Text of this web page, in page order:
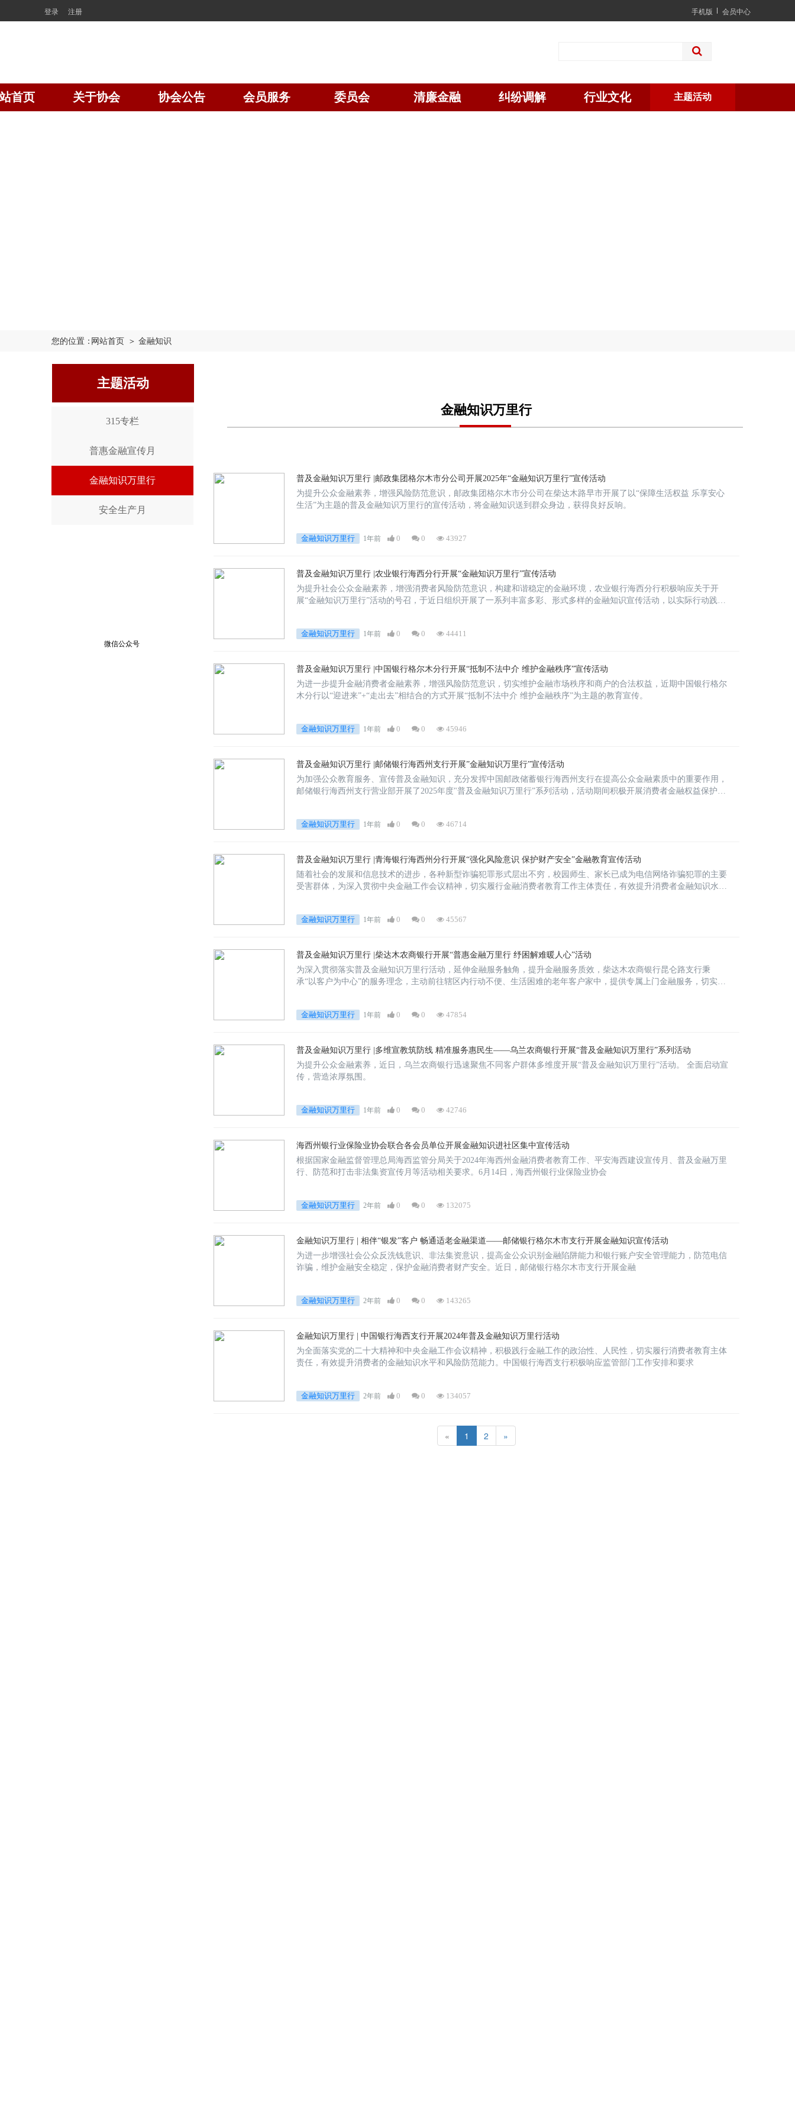
登录 注册 手机版 会员中心
首页 关于协会 协会公告 会员服务 委员会 清廉金融 纠纷调解 行业文化 主题活动
您的位置：网站首页 ＞ 金融知识
微信公众号
主题活动
315专栏
普惠金融宣传月
金融知识万里行
安全生产月
金融知识万里行
普及金融知识万里行 |邮政集团格尔木市分公司开展2025年“金融知识万里行”宣传活动
为提升公众金融素养，增强风险防范意识，邮政集团格尔木市分公司在柴达木路早市开展了以“保障生活权益 乐享安心
生活”为主题的普及金融知识万里行的宣传活动，将金融知识送到群众身边，获得良好反响。
金融知识万里行 1年前 0 0 43927
普及金融知识万里行 |农业银行海西分行开展“金融知识万里行”宣传活动
为提升社会公众金融素养，增强消费者风险防范意识，构建和谐稳定的金融环境，农业银行海西分行积极响应关于开
展“金融知识万里行”活动的号召，于近日组织开展了一系列丰富多彩、形式多样的金融知识宣传活动，以实际行动践行
金融知识万里行 1年前 0 0 44411
普及金融知识万里行 |中国银行格尔木分行开展“抵制不法中介 维护金融秩序”宣传活动
为进一步提升金融消费者金融素养，增强风险防范意识，切实维护金融市场秩序和商户的合法权益，近期中国银行格尔
木分行以“迎进来”+“走出去”相结合的方式开展“抵制不法中介 维护金融秩序”为主题的教育宣传。
金融知识万里行 1年前 0 0 45946
普及金融知识万里行 |邮储银行海西州支行开展”金融知识万里行”宣传活动
为加强公众教育服务、宣传普及金融知识，充分发挥中国邮政储蓄银行海西州支行在提高公众金融素质中的重要作用，
邮储银行海西州支行营业部开展了2025年度"普及金融知识万里行”系列活动，活动期间积极开展消费者金融权益保护宣
金融知识万里行 1年前 0 0 46714
普及金融知识万里行 |青海银行海西州分行开展“强化风险意识 保护财产安全”金融教育宣传活动
随着社会的发展和信息技术的进步，各种新型诈骗犯罪形式层出不穷，校园师生、家长已成为电信网络诈骗犯罪的主要
受害群体，为深入贯彻中央金融工作会议精神，切实履行金融消费者教育工作主体责任，有效提升消费者金融知识水平
金融知识万里行 1年前 0 0 45567
普及金融知识万里行 |柴达木农商银行开展“普惠金融万里行 纾困解难暖人心”活动
为深入贯彻落实普及金融知识万里行活动，延伸金融服务触角，提升金融服务质效，柴达木农商银行昆仑路支行秉
承“以客户为中心”的服务理念，主动前往辖区内行动不便、生活困难的老年客户家中，提供专属上门金融服务，切实解
金融知识万里行 1年前 0 0 47854
普及金融知识万里行 |多维宣教筑防线 精准服务惠民生——乌兰农商银行开展“普及金融知识万里行”系列活动
为提升公众金融素养，近日，乌兰农商银行迅速聚焦不同客户群体多维度开展“普及金融知识万里行”活动。 全面启动宣
传，营造浓厚氛围。
金融知识万里行 1年前 0 0 42746
海西州银行业保险业协会联合各会员单位开展金融知识进社区集中宣传活动
根据国家金融监督管理总局海西监管分局关于2024年海西州金融消费者教育工作、平安海西建设宣传月、普及金融万里
行、防范和打击非法集资宣传月等活动相关要求。6月14日，海西州银行业保险业协会
金融知识万里行 2年前 0 0 132075
金融知识万里行 | 相伴“银发”客户 畅通适老金融渠道——邮储银行格尔木市支行开展金融知识宣传活动
为进一步增强社会公众反洗钱意识、非法集资意识，提高金公众识别金融陷阱能力和银行账户安全管理能力，防范电信
诈骗，维护金融安全稳定，保护金融消费者财产安全。近日，邮储银行格尔木市支行开展金融
金融知识万里行 2年前 0 0 143265
金融知识万里行 | 中国银行海西支行开展2024年普及金融知识万里行活动
为全面落实党的二十大精神和中央金融工作会议精神，积极践行金融工作的政治性、人民性，切实履行消费者教育主体
责任，有效提升消费者的金融知识水平和风险防范能力。中国银行海西支行积极响应监管部门工作安排和要求
金融知识万里行 2年前 0 0 134057
« 1 2 »